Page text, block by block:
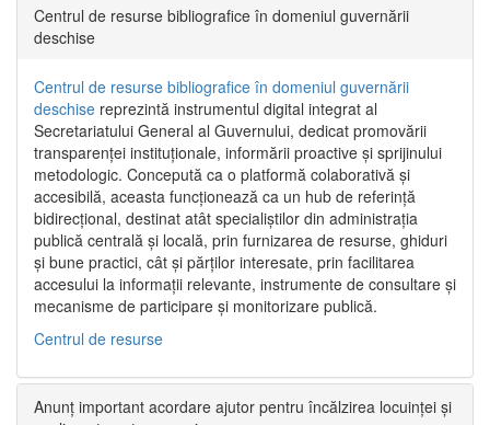
Centrul de resurse bibliografice în domeniul guvernării
deschise
Centrul de resurse bibliografice în domeniul guvernării
deschise reprezintă instrumentul digital integrat al
Secretariatului General al Guvernului, dedicat promovării
transparenței instituționale, informării proactive și sprijinului
metodologic. Concepută ca o platformă colaborativă și
accesibilă, aceasta funcționează ca un hub de referință
bidirecțional, destinat atât specialiștilor din administrația
publică centrală și locală, prin furnizarea de resurse, ghiduri
și bune practici, cât și părților interesate, prin facilitarea
accesului la informații relevante, instrumente de consultare și
mecanisme de participare și monitorizare publică.
Centrul de resurse
Anunț important acordare ajutor pentru încălzirea locuinței și